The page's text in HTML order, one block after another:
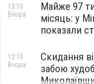
Майже 97
місяць: у
показали
13:10
Вчора
Скидання
забою
12:10
Вчора